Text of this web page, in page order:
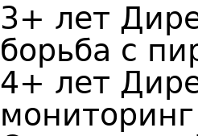
3+ лет
борьба с
4+ лет